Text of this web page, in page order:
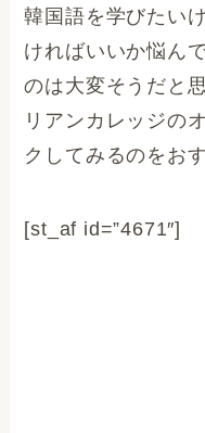
韓国語を学びたい
ければいいか悩ん
のは大変そうだと
リアンカレッジの
クしてみるのをお
[st_af id=”4671″]